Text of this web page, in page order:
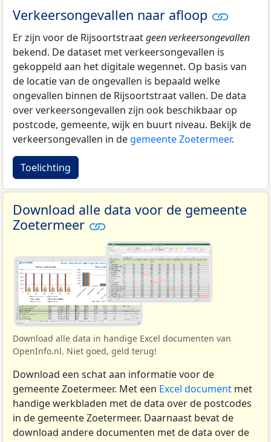
Verkeersongevallen naar afloop
Er zijn voor de Rijsoortstraatgeen verkeersongevallen
bekend. De dataset met verkeersongevallen is
gekoppeld aan het digitale wegennet. Op basis van
de locatie van de ongevallen is bepaald welke
ongevallen binnen de Rijsoortstraat vallen. De data
over verkeersongevallen zijn ook beschikbaar op
postcode, gemeente, wijk en buurt niveau. Bekijk de
verkeersongevallen in de gemeente Zoetermeer.
Toelichting
Download alle data voor de gemeente
Zoetermeer
Download alle data in handige Excel documenten van
OpenInfo.nl. Niet goed, geld terug!
Download een schat aan informatie voor de
gemeente Zoetermeer. Met een Excel document met
handige werkbladen met de data over de postcodes
in de gemeente Zoetermeer. Daarnaast bevat de
download andere documenten met de data over de